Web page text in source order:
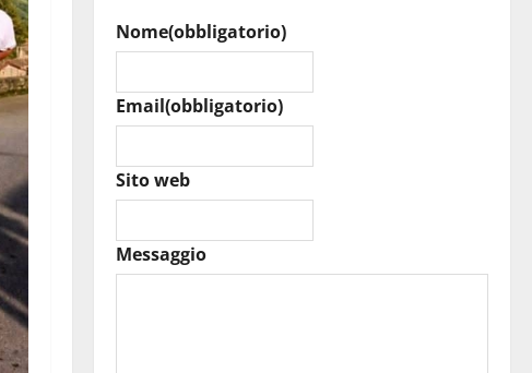
Nome(obbligatorio)
Email(obbligatorio)
Sito web
Messaggio